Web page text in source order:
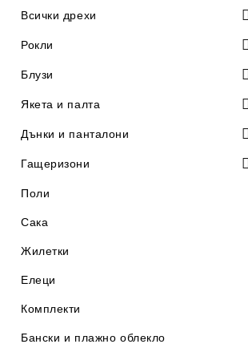
Всички дрехи
100% памук
Рокли
Рокли с къс ръкав
Рокли с дълъг ръкав
Ежедневни рокли
Официални рокли
Къси рокли
Дълги рокли
Рокли със средна дължина
Дантелени рокли
Дънкови рокли
Рокли тип пуловер
Блузи
Блузи с къс ръкав
Блузи с дълъг ръкав
Ежедневни блузи
Елегантни блузи
Дънкови блузи
Пуловери
Пуловери с къс ръкав
Коледни пуловери
Полота
Ризи
Ризи с къс ръкав
Суичъри
Якета и палта
Дънкови якета
Дънки и панталони
Клинове
Къси панталони
Дънки
Панталони
Кожени панталони
Гащеризони
Гащеризони с къс ръкав
Гащеризони с дълъг ръкав
Къси гащеризони
Дълги гащеризони
Дънкови гащеризони
Поли
Сака
Жилетки
Елеци
Комплекти
Бански и плажно облекло